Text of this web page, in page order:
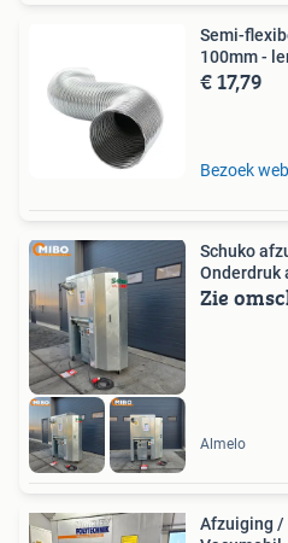
Semi-
100mm -
€ 17,79
Bezoek
Schuko
Onderdruk
Zie
Almelo
Afzuiging / Afzuiger onderdruk